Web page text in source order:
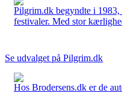
Pilgrim.dk begyndte i 1983,
festivaler. Med stor
Se udvalget på Pilgrim.dk
Hos Brodersens.dk er de